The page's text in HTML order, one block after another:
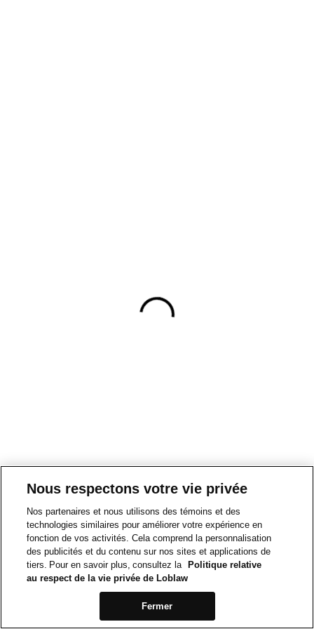
Nous respectons votre vie privée
Nos partenaires et nous utilisons des témoins et des
technologies similaires pour améliorer votre expérience en
fonction de vos activités. Cela comprend la personnalisation
des publicités et du contenu sur nos sites et applications de
tiers. Pour en savoir plus, consultez la
Politique relative
au respect de la vie privée de Loblaw
Fermer